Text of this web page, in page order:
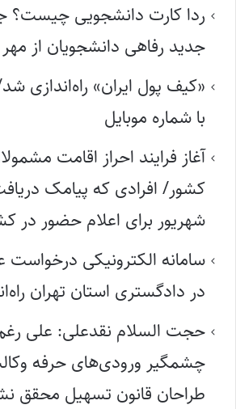
ردا کارت دانشجویی چیست؟
جدید رفاهی دانشجویان از مهر ۱۴۰۵
«کیف پول ایران» راه‌اندازی
با شماره موبایل
آغاز فرایند احراز اقامت
کشور/ افرادی که پیامک
شهریور برای اعلام حضور در
سامانه الکترونیکی
در دادگستری استان تهران
حجت السلام نقدعلی: علی
چشمگیر ورودی‌های حرفه
طراحان قانون تسهیل محقق